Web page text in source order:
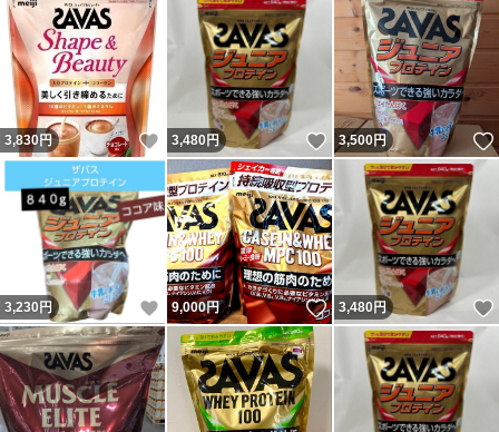
3,830円 いいね！
3,480円 いいね！
3,500円
3,230 円 いいね！
9,000円 いいね！
3,480円